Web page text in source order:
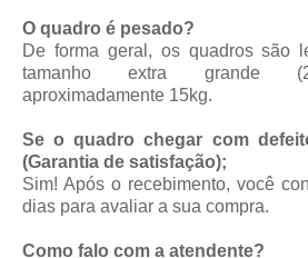
O quadro é pesado?
De forma geral, os quadros são
tamanho extra grande
aproximadamente 15kg.
Se o quadro chegar com
(Garantia de satisfação);
Sim! Após o recebimento, você
dias para avaliar a sua compra.
Como falo com a atendente?